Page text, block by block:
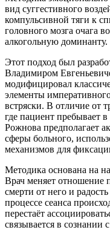
вид суггестивного
компульсивной тяги к
головного мозга очага
алкогольную доминанту.
Этот подход был
Владимиром
модифицировал
элементы
встряски. В отличие от
где пациент пребывает
Рожнова предполагает
сферы больного,
механизмов для
Методика основана на
Врач меняет отношение
смерти от него и
процессе сеанса
перестаёт
связывается в